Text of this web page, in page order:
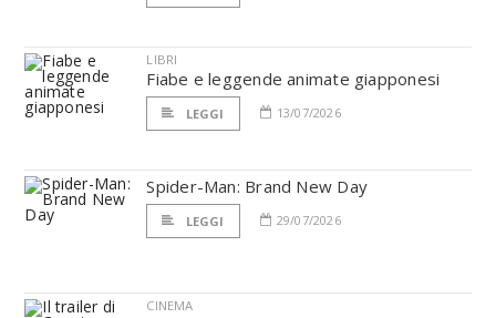
LIBRI
Fiabe e leggende animate giapponesi
LEGGI 13/07/2026
Spider-Man: Brand New Day
LEGGI 29/07/2026
CINEMA